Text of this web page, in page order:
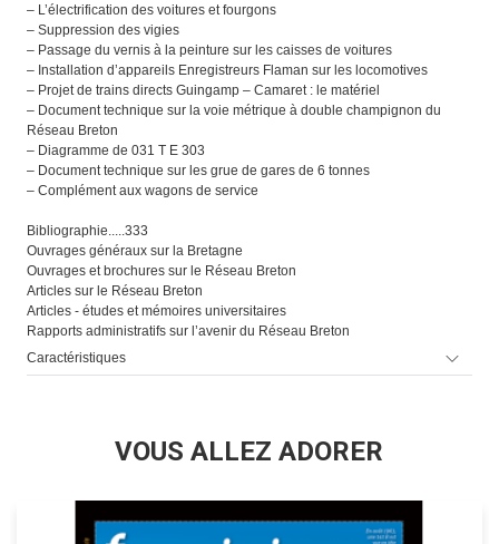
– L’électrification des voitures et fourgons
– Suppression des vigies
– Passage du vernis à la peinture sur les caisses de voitures
– Installation d’appareils Enregistreurs Flaman sur les locomotives
– Projet de trains directs Guingamp – Camaret : le matériel
– Document technique sur la voie métrique à double champignon du
Réseau Breton
– Diagramme de 031 T E 303
– Document technique sur les grue de gares de 6 tonnes
– Complément aux wagons de service
Bibliographie.....333
Ouvrages généraux sur la Bretagne
Ouvrages et brochures sur le Réseau Breton
Articles sur le Réseau Breton
Articles - études et mémoires universitaires
Rapports administratifs sur l’avenir du Réseau Breton
Caractéristiques
VOUS ALLEZ ADORER